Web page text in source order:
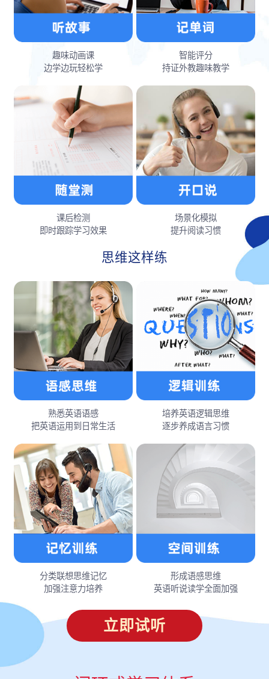
趣味动画课
边学边玩轻松学
智能评分
持证外教趣味教学
课后检测
即时跟踪学习效果
场景化模拟
提升阅读习惯
思维这样练
熟悉英语语感
把英语运用到日常生活
培养英语逻辑思维
逐步养成语言习惯
分类联想思维记忆
加强注意力培养
形成语感思维
英语听说读学全面加强
立即试听